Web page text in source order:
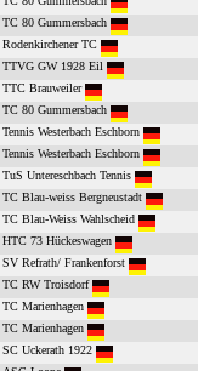
TC 80 Gummersbach
Rodenkirchener TC
TTVG GW 1928 Eil
TTC Brauweiler
TC 80 Gummersbach
Tennis Westerbach Eschborn
Tennis Westerbach Eschborn
TuS Untereschbach Tennis
TC Blau-weiss Bergneustadt
TC Blau-Weiss Wahlscheid
HTC 73 Hückeswagen
SV Refrath/ Frankenforst
TC RW Troisdorf
TC Marienhagen
TC Marienhagen
SC Uckerath 1922